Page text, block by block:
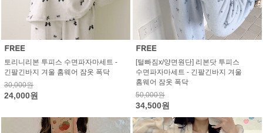
토리니리본 투피스 수면파자마세트 -
긴팔긴바지 겨울 홈웨어 잠옷 폭닥
30,000원
24,000원
[털빠짐x/양면원단] 리본닷 투피스
수면파자마세트 - 긴팔긴바지 겨울
홈웨어 잠옷 폭닥
50,000원
34,500원